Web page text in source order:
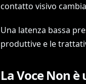
contatto visivo
Una latenza bassa
produttive e le
La Voce Non